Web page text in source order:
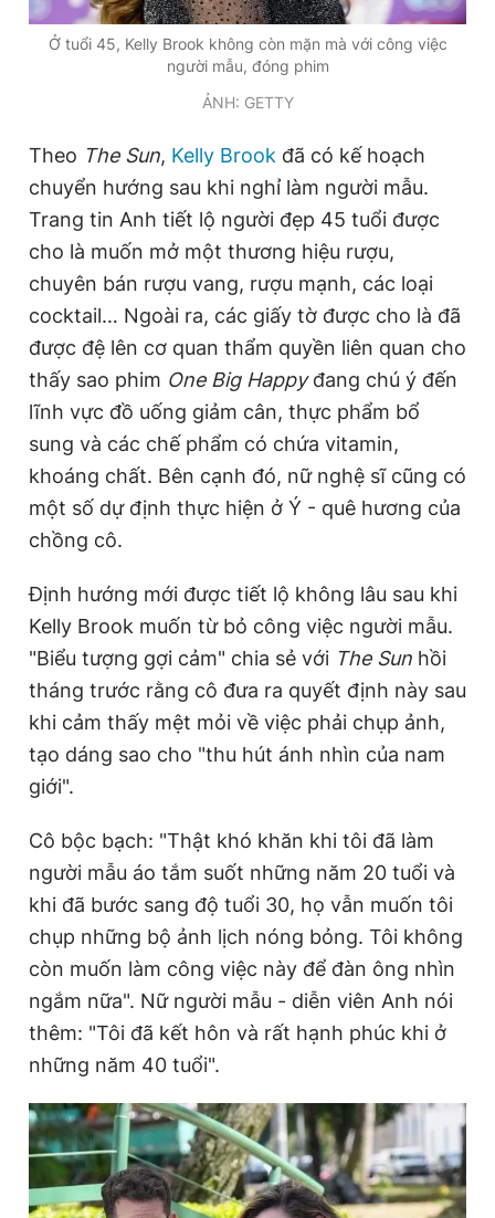
Hotline
0906 645 777
Liên hệ quảng cáo
0908 780 404
Đặt báo Quảng cáo Tòa soạn Chính sách bảo
Tổng biên tập: Nguyễn Ngọc Toàn
Phó tổng biên tập thường trực: Hải Thành
Phó tổng biên tập: Lâm Hiếu Dũng
Tổng thư ký tòa soạn: Đức Trung
Giấy phép xuất bản số 110/GP - BTTTT cấp ngày 24.3.2020
© 2003-2026 Bản quyền thuộc về Báo Thanh Niên. Cấm sao
chép dưới mọi hình thức nếu không có sự chấp thuận bằng văn
bản. Phát triển bởi ePi Technologies, JSC.
Ở tuổi 45, Kelly Brook không còn mặn mà với công việc
người mẫu, đóng phim
ẢNH: GETTY
Theo The Sun, Kelly Brook đã có kế hoạch
chuyển hướng sau khi nghỉ làm người mẫu.
Trang tin Anh tiết lộ người đẹp 45 tuổi được
cho là muốn mở một thương hiệu rượu,
chuyên bán rượu vang, rượu mạnh, các loại
cocktail… Ngoài ra, các giấy tờ được cho là đã
được đệ lên cơ quan thẩm quyền liên quan cho
thấy sao phim One Big Happyđang chú ý đến
lĩnh vực đồ uống giảm cân, thực phẩm bổ
sung và các chế phẩm có chứa vitamin,
khoáng chất. Bên cạnh đó, nữ nghệ sĩ cũng có
một số dự định thực hiện ở Ý - quê hương của
chồng cô.
Định hướng mới được tiết lộ không lâu sau khi
Kelly Brook muốn từ bỏ công việc người mẫu.
"Biểu tượng gợi cảm" chia sẻ với The Sun hồi
tháng trước rằng cô đưa ra quyết định này sau
khi cảm thấy mệt mỏi về việc phải chụp ảnh,
tạo dáng sao cho "thu hút ánh nhìn của nam
giới".
Cô bộc bạch: "Thật khó khăn khi tôi đã làm
người mẫu áo tắm suốt những năm 20 tuổi và
khi đã bước sang độ tuổi 30, họ vẫn muốn tôi
chụp những bộ ảnh lịch nóng bỏng. Tôi không
còn muốn làm công việc này để đàn ông nhìn
ngắm nữa". Nữ người mẫu - diễn viên Anh nói
thêm: "Tôi đã kết hôn và rất hạnh phúc khi ở
những năm 40 tuổi".